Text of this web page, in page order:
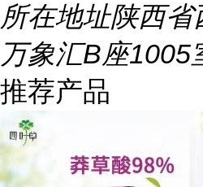
所在地址陕西省
万象汇B座1005
推荐产品